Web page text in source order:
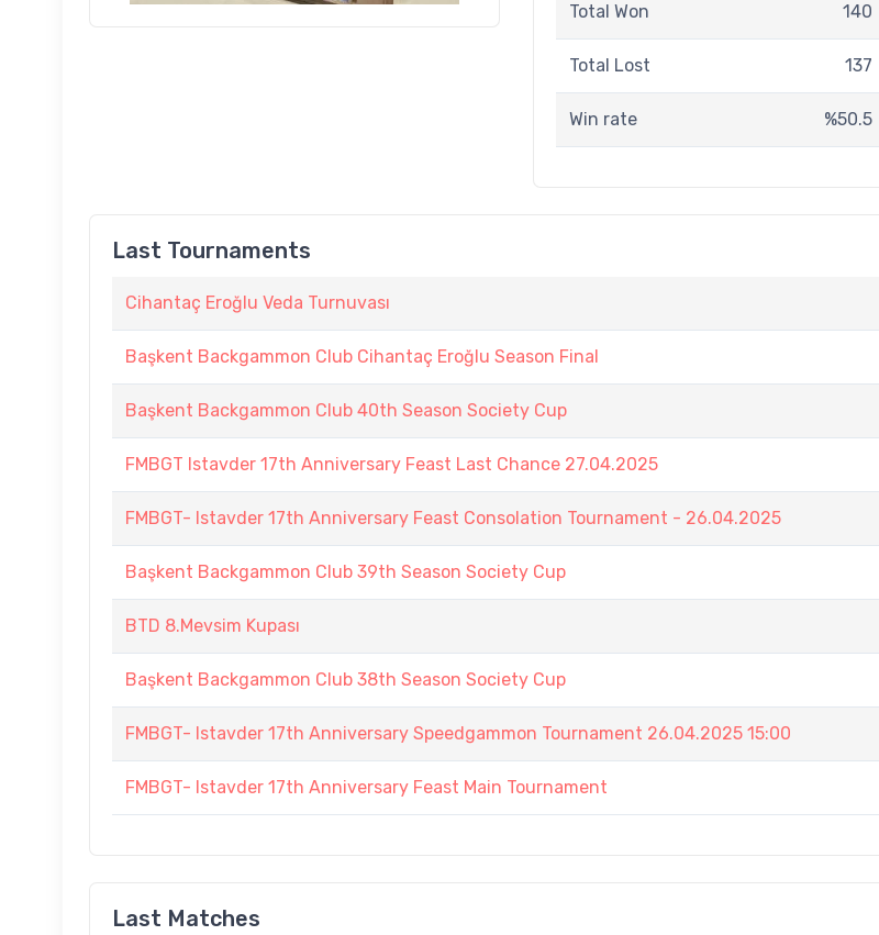
Total Won 140
Total Lost 137
Win rate %50.5
Last Tournaments
Cihantaç Eroğlu Veda Turnuvası
Başkent Backgammon Club Cihantaç Eroğlu Season Final
Başkent Backgammon Club 40th Season Society Cup
FMBGT Istavder 17th Anniversary Feast Last Chance 27.04.2025
FMBGT- Istavder 17th Anniversary Feast Consolation Tournament - 26.04.2025
Başkent Backgammon Club 39th Season Society Cup
BTD 8.Mevsim Kupası
Başkent Backgammon Club 38th Season Society Cup
FMBGT- Istavder 17th Anniversary Speedgammon Tournament 26.04.2025 15:00
FMBGT- Istavder 17th Anniversary Feast Main Tournament
Last Matches